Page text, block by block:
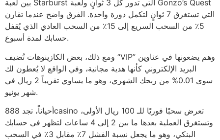
بين لعبة Starburst التي تدور كل 3 ثوانٍ ولعبة Gonzo’s Quest
التي تستغرق 7 ثوانٍ لتكمل دورة واحدة. الفرق واضح عندما تقارن
5٪ من السحب السريع إلى 15٪ من السحب العادي الذي يُقفل
حسابك لمدة أسبوع.
ومع ذلك، بعض الكازينوهات تُضيف “VIP” وهم يضعونها في عناوين
البريد الإلكتروني كأنها هدية مجانية، وفي الواقع لا يُعطون لك
سوى 0.01% من ربحك الشهري، وهو ما يساوي تقريباً 2 ريال في
شهر يونيو.
أحياناً، تجد 888casino تعرض سحبًا فوريًا للـ 100 ريال الأولى،
وتستغرق العملية بعدها ما بين 2 إلى 4 ساعات لتظهر في حسابك
البنكي، وهو ما يجعل نسبة الفشل 7٪ مقابل 3٪ في السحب